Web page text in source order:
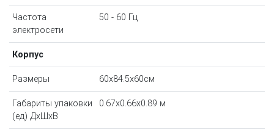
Частота
электросети
50 - 60 Гц
Корпус
Размеры 60x84.5x60см
Габариты упаковки
(ед) ДхШхВ
0.67x0.66x0.89 м